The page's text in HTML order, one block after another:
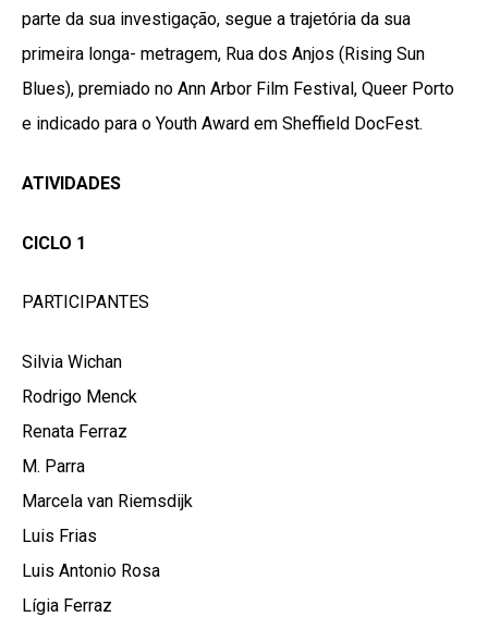
parte da sua investigação, segue a trajetória da sua
primeira longa- metragem, Rua dos Anjos (Rising Sun
Blues), premiado no Ann Arbor Film Festival, Queer Porto
e indicado para o Youth Award em Sheffield DocFest.
ATIVIDADES
CICLO 1
PARTICIPANTES
Silvia Wichan
Rodrigo Menck
Renata Ferraz
M. Parra
Marcela van Riemsdijk
Luis Frias
Luis Antonio Rosa
Lígia Ferraz